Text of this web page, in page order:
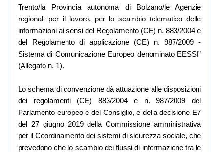
Trento/la Provincia autonoma di Bolzano/le Agenzie
regionali per il lavoro, per lo scambio telematico delle
informazioni ai sensi del Regolamento (CE) n. 883/2004 e
del Regolamento di applicazione (CE) n. 987/2009 -
Sistema di Comunicazione Europeo denominato EESSI”
(Allegato n. 1).
Lo schema di convenzione dà attuazione alle disposizioni
dei regolamenti (CE) 883/2004 e n. 987/2009 del
Parlamento europeo e del Consiglio, e della decisione E7
del 27 giugno 2019 della Commissione amministrativa
per il Coordinamento dei sistemi di sicurezza sociale, che
prevedono che lo scambio dei flussi di informazione tra le